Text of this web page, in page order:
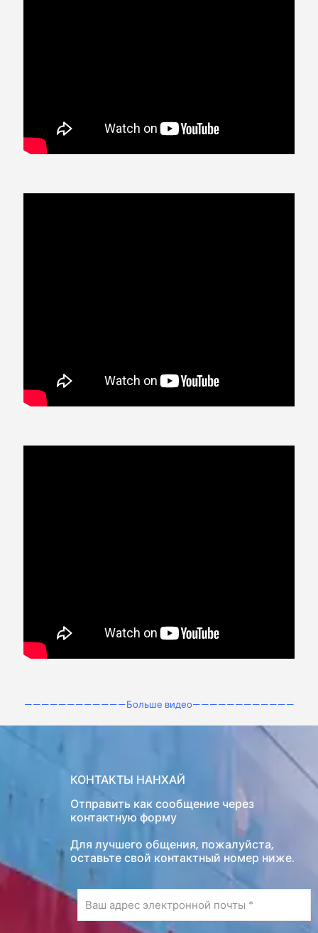
————————————Больше видео————————————
КОНТАКТЫ НАНХАЙ
Отправить как сообщение через
контактную форму
Для лучшего общения, пожалуйста,
оставьте свой контактный номер ниже.